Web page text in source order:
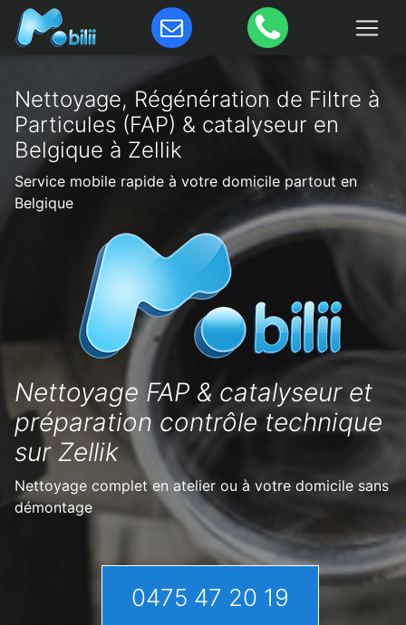
Nettoyage, Régénération de Filtre à
Particules (FAP) & catalyseur en
Belgique à Zellik
Service mobile rapide à votre domicile partout en
Belgique
Nettoyage FAP & catalyseur et
préparation contrôle technique
sur Zellik
Nettoyage complet en atelier ou à votre domicile sans
démontage
0475 47 20 19